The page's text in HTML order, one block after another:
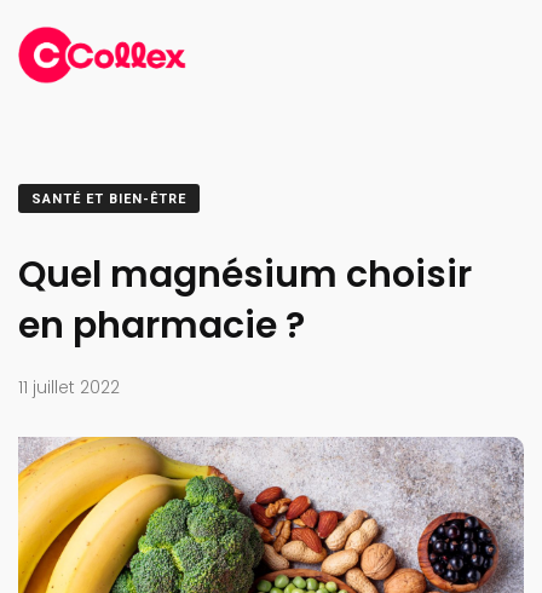
SANTÉ ET BIEN-ÊTRE
Quel magnésium choisir
en pharmacie ?
11 juillet 2022